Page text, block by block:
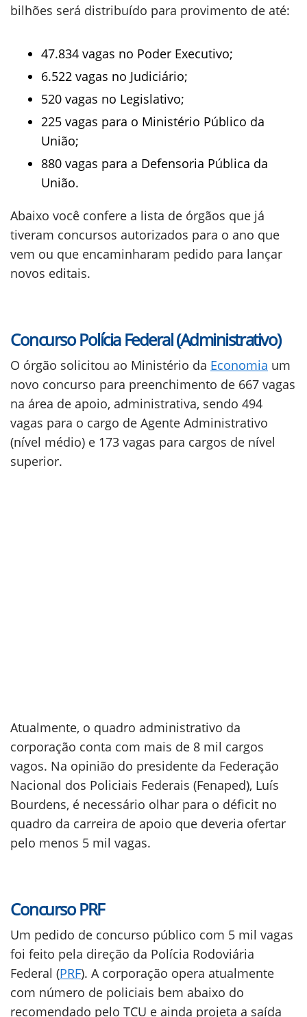
bilhões será distribuído para provimento de até:
47.834 vagas no Poder Executivo;
6.522 vagas no Judiciário;
520 vagas no Legislativo;
225 vagas para o Ministério Público da
União;
880 vagas para a Defensoria Pública da
União.
Abaixo você confere a lista de órgãos que já
tiveram concursos autorizados para o ano que
vem ou que encaminharam pedido para lançar
novos editais.
Concurso Polícia Federal (Administrativo)
O órgão solicitou ao Ministério da Economia um
novo concurso para preenchimento de 667 vagas
na área de apoio, administrativa, sendo 494
vagas para o cargo de Agente Administrativo
(nível médio) e 173 vagas para cargos de nível
superior.
Atualmente, o quadro administrativo da
corporação conta com mais de 8 mil cargos
vagos. Na opinião do presidente da Federação
Nacional dos Policiais Federais (Fenaped), Luís
Bourdens, é necessário olhar para o déficit no
quadro da carreira de apoio que deveria ofertar
pelo menos 5 mil vagas.
Concurso PRF
Um pedido de concurso público com 5 mil vagas
foi feito pela direção da Polícia Rodoviária
Federal (PRF). A corporação opera atualmente
com número de policiais bem abaixo do
recomendado pelo TCU e ainda projeta a saída